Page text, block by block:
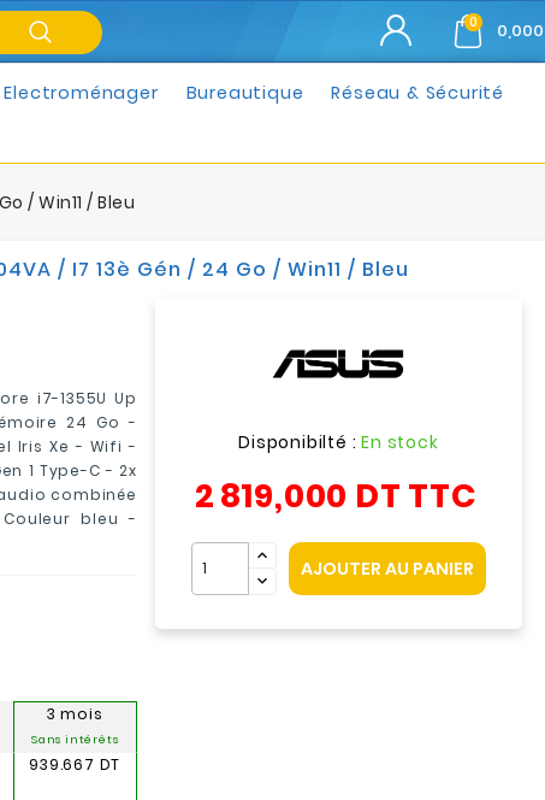
0
Electroménager Bureautique Réseau & Sécurité
/ Win11 / Bleu
/ I7 13è Gén / 24 Go / Win11 / Bleu
i7-1355U Up
24 Go -
Iris Xe - Wifi -
1 Type-C - 2x
audio combinée
bleu -
Disponibilté :En stock
2 819,000 DT TTC
AJOUTER AU PANIER
3 mois
Sans intérêts
939.667 DT